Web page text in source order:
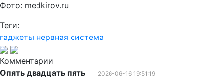
Фото: medkirov.ru
Теги:
гаджеты нервная система
Комментарии
Опять двадцать пять
2026-06-16 19:51:19